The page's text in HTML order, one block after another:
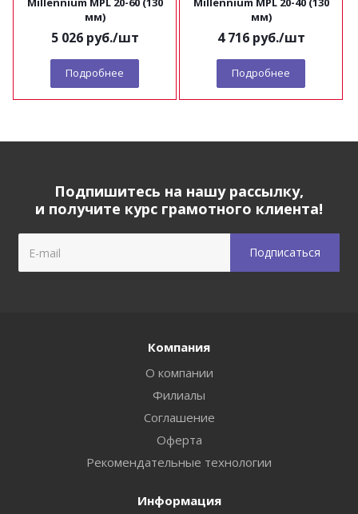
мм)
5 026руб./шт
Подробнее
мм)
4 716руб./шт
Подробнее
Подпишитесь на нашу рассылку,
и получите курс грамотного клиента!
Компания
О компании
Филиалы
Соглашение
Оферта
Рекомендательные технологии
Информация